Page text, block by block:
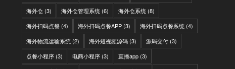
海外仓(3) 海外仓管理系统 (6) 海外仓系统 (8)
海外扫码点餐(4) 海外扫码点餐APP(3) 海外扫码点餐系统 (4)
海外物流运输系统 (2) 海外短视频源码(3) 源码交付(3)
点餐小程序(3) 电商小程序(3) 直播app(3)